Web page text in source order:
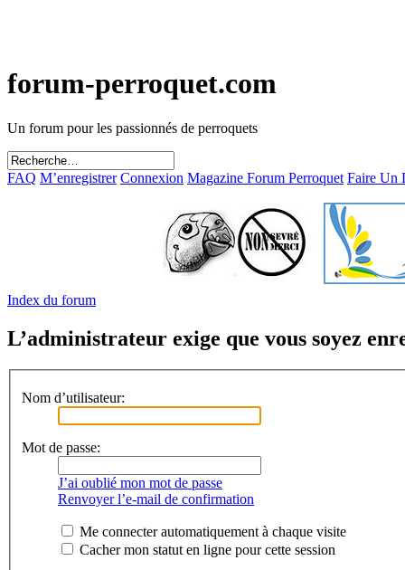
forum-perroquet.com
Un forum pour les passionnés de perroquets
FAQ M’enregistrer Connexion Magazine Forum Perroquet Faire Un
Index du forum
L’administrateur exige que vous soyez
Nom d’utilisateur:
Mot de passe:
J’ai oublié mon mot de passe
Renvoyer l’e-mail de confirmation
Me connecter automatiquement à chaque visite
Cacher mon statut en ligne pour cette session